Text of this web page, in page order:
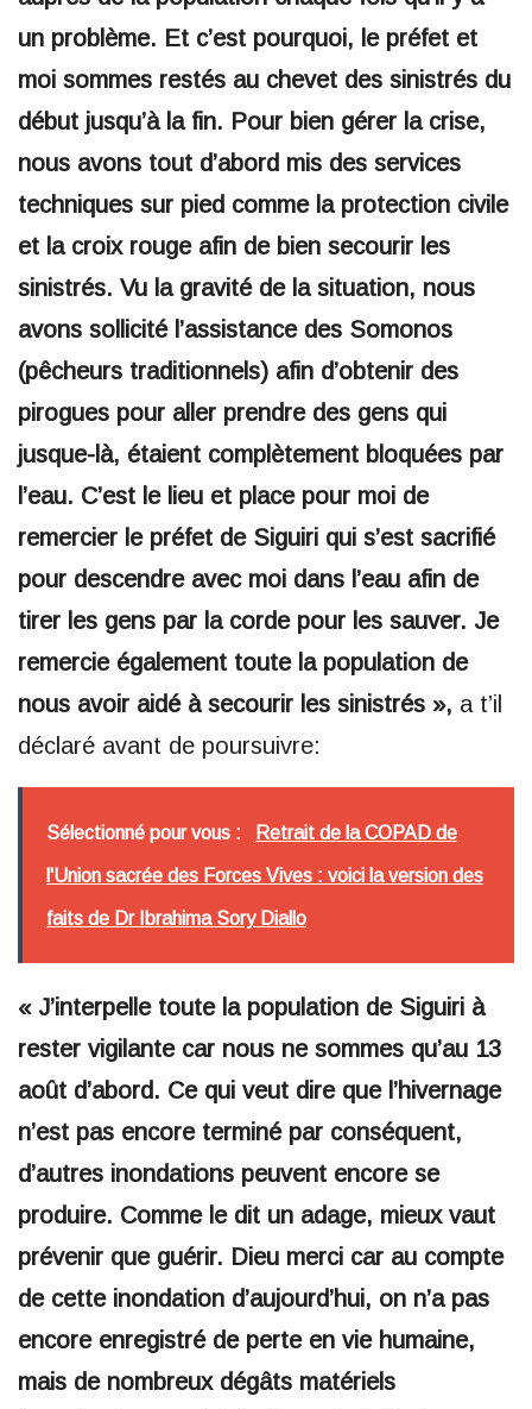
un problème. Et c’est pourquoi, le préfet et
moi sommes restés au chevet des sinistrés du
début jusqu’à la fin. Pour bien gérer la crise,
nous avons tout d’abord mis des services
techniques sur pied comme la protection civile
et la croix rouge afin de bien secourir les
sinistrés. Vu la gravité de la situation, nous
avons sollicité l’assistance des Somonos
(pêcheurs traditionnels) afin d’obtenir des
pirogues pour aller prendre des gens qui
jusque-là, étaient complètement bloquées par
l’eau. C’est le lieu et place pour moi de
remercier le préfet de Siguiri qui s’est sacrifié
pour descendre avec moi dans l’eau afin de
tirer les gens par la corde pour les sauver. Je
remercie également toute la population de
nous avoir aidé à secourir les sinistrés », a t’il
déclaré avant de poursuivre:
Sélectionné pour vous : Retrait de la COPAD de
l'Union sacrée des Forces Vives : voici la version des
faits de Dr Ibrahima Sory Diallo
« J’interpelle toute la population de Siguiri à
rester vigilante car nous ne sommes qu’au 13
août d’abord. Ce qui veut dire que l’hivernage
n’est pas encore terminé par conséquent,
d’autres inondations peuvent encore se
produire. Comme le dit un adage, mieux vaut
prévenir que guérir. Dieu merci car au compte
de cette inondation d’aujourd’hui, on n’a pas
encore enregistré de perte en vie humaine,
mais de nombreux dégâts matériels